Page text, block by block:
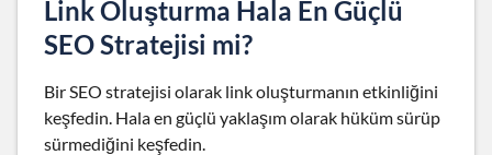
Link Oluşturma Hala En Güçlü
SEO Stratejisi mi?
Bir SEO stratejisi olarak link oluşturmanın etkinliğini
keşfedin. Hala en güçlü yaklaşım olarak hüküm sürüp
sürmediğini keşfedin.